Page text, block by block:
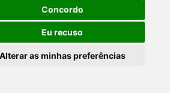
Concordo
Eu recuso
Alterar as minhas preferências